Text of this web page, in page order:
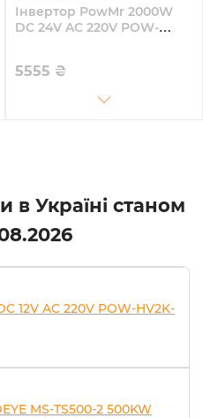
Інвертор PowMr 2000W
DC 24V AC 220V POW-
5555 ₴
в Україні станом
12V AC 220V POW-HV2K-
MS-TS500-2 500KW